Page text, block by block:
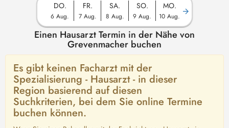
DO.
6 Aug.
FR.
7 Aug.
SA.
8 Aug.
SO.
9 Aug.
MO.
10 Aug.
Einen Hausarzt Termin in der Nähe von
Grevenmacher buchen
Es gibt keinen Facharzt mit der
Spezialisierung - Hausarzt - in dieser
Region basierend auf diesen
Suchkriterien, bei dem Sie online Termine
buchen können.